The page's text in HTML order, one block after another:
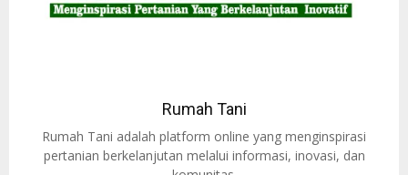
Rumah Tani
Rumah Tani adalah platform online yang menginspirasi
pertanian berkelanjutan melalui informasi, inovasi, dan